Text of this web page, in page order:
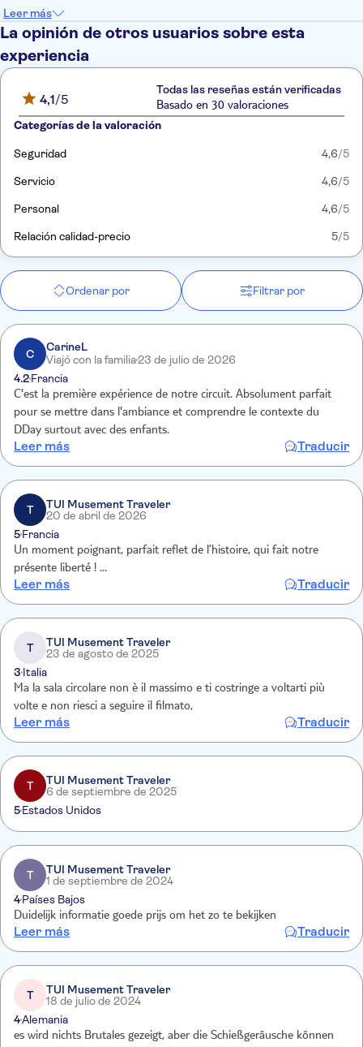
Leer más
La opinión de otros usuarios sobre esta
experiencia
4,1/5
Todas las reseñas están verificadas
Basado en 30 valoraciones
Categorías de la valoración
Seguridad 4,6/5
Servicio 4,6/5
Personal 4,6/5
Relación calidad-precio 5/5
Ordenar por Filtrar por
C
CarineL
Viajó con la familia23 de julio de 2026
4.2Francia
C'est la première expérience de notre circuit. Absolument parfait
pour se mettre dans l'ambiance et comprendre le contexte du
DDay surtout avec des enfants.
Leer más Traducir
T
TUI Musement Traveler
20 de abril de 2026
5Francia
Un moment poignant, parfait reflet de l’histoire, qui fait notre
présente liberté ! …
Leer más Traducir
T
TUI Musement Traveler
23 de agosto de 2025
3 Italia
Ma la sala circolare non è il massimo e ti costringe a voltarti più
volte e non riesci a seguire il filmato,
Leer más Traducir
T
TUI Musement Traveler
6 de septiembre de 2025
5Estados Unidos
T
TUI Musement Traveler
1 de septiembre de 2024
4Países Bajos
Duidelijk informatie goede prijs om het zo te bekijken
Leer más Traducir
T
TUI Musement Traveler
18 de julio de 2024
4Alemania
es wird nichts Brutales gezeigt, aber die Schießgeräusche können